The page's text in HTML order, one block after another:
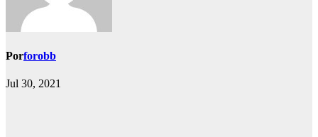
Porforobb
Jul 30, 2021